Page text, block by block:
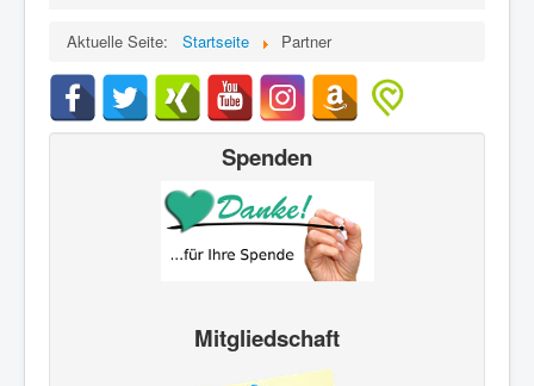
Aktuelle Seite: Startseite Partner
Spenden
Mitgliedschaft